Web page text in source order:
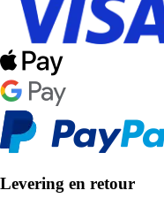
Levering en retour